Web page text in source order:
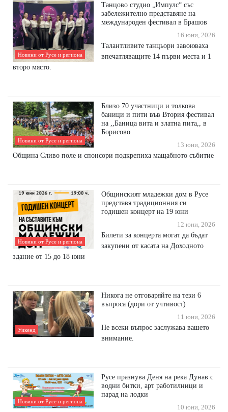
Новини от Русе и региона
Танцово студио „Импулс“ със
забележително представяне на
международен фестивал в Брашов
16 юни, 2026
Талантливите танцьори завоюваха
впечатляващите 14 първи места и 1
второ място.
Новини от Русе и региона
Близо 70 участници и толкова
баници и пити във Втория фестивал
на ,,Баница вита и златна пита,, в
Борисово
13 юни, 2026
Община Сливо поле и спонсори подкрепиха мащабното събитие
Новини от Русе и региона
Общинският младежки дом в Русе
представя традиционния си
годишен концерт на 19 юни
12 юни, 2026
Билети за концерта могат да бъдат
закупени от касата на Доходното
здание от 15 до 18 юни
Уикенд
Никога не отговаряйте на тези 6
въпроса (дори от учтивост)
11 юни, 2026
Не всеки въпрос заслужава вашето
внимание.
Новини от Русе и региона
Русе празнува Деня на река Дунав с
водни битки, арт работилници и
парад на лодки
10 юни, 2026